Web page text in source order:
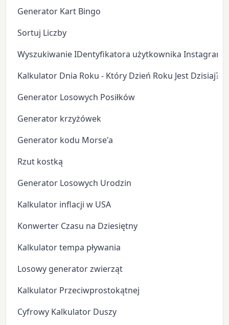
Generator Kart Bingo
Sortuj Liczby
Wyszukiwanie IDentyfikatora użytkownika Instagram
Kalkulator Dnia Roku - Który Dzień Roku Jest Dzisiaj?
Generator Losowych Posiłków
Generator krzyżówek
Generator kodu Morse'a
Rzut kostką
Generator Losowych Urodzin
Kalkulator inflacji w USA
Konwerter Czasu na Dziesiętny
Kalkulator tempa pływania
Losowy generator zwierząt
Kalkulator Przeciwprostokątnej
Cyfrowy Kalkulator Duszy